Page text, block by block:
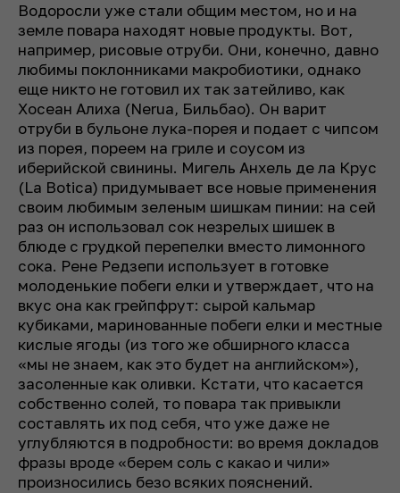
Водоросли уже стали общим местом, но и на
земле повара находят новые продукты. Вот,
например, рисовые отруби. Они, конечно, давно
любимы поклонниками макробиотики, однако
еще никто не готовил их так затейливо, как
Хосеан Алиха (Nerua, Бильбао). Он варит
отруби в бульоне лука-порея и подает с чипсом
из порея, пореем на гриле и соусом из
иберийской свинины. Мигель Анхель де ла Крус
(La Botica) придумывает все новые применения
своим любимым зеленым шишкам пинии: на сей
раз он использовал сок незрелых шишек в
блюде с грудкой перепелки вместо лимонного
сока. Рене Редзепи использует в готовке
молоденькие побеги елки и утверждает, что на
вкус она как грейпфрут: сырой кальмар
кубиками, маринованные побеги елки и местные
кислые ягоды (из того же обширного класса
«мы не знаем, как это будет на английском»),
засоленные как оливки. Кстати, что касается
собственно солей, то повара так привыкли
составлять их под себя, что уже даже не
углубляются в подробности: во время докладов
фразы вроде «берем соль с какао и чили»
произносились безо всяких пояснений.